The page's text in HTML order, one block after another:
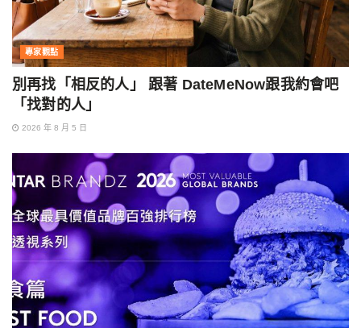
專家觀點
別再找「相反的人」 跟著 DateMeNow跟我約會吧
「找對的人」
2026 年 8 月 5 日